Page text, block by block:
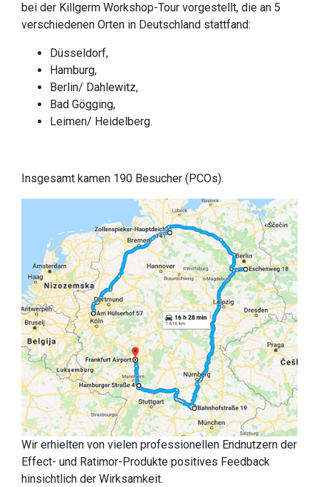
bei der Killgerm Workshop-Tour vorgestellt, die an 5
verschiedenen Orten in Deutschland stattfand:
Düsseldorf,
Hamburg,
Berlin/ Dahlewitz,
Bad Gögging,
Leimen/ Heidelberg.
Insgesamt kamen 190 Besucher (PCOs).
Wir erhielten von vielen professionellen Endnutzern der
Effect- und Ratimor-Produkte positives Feedback
hinsichtlich der Wirksamkeit.